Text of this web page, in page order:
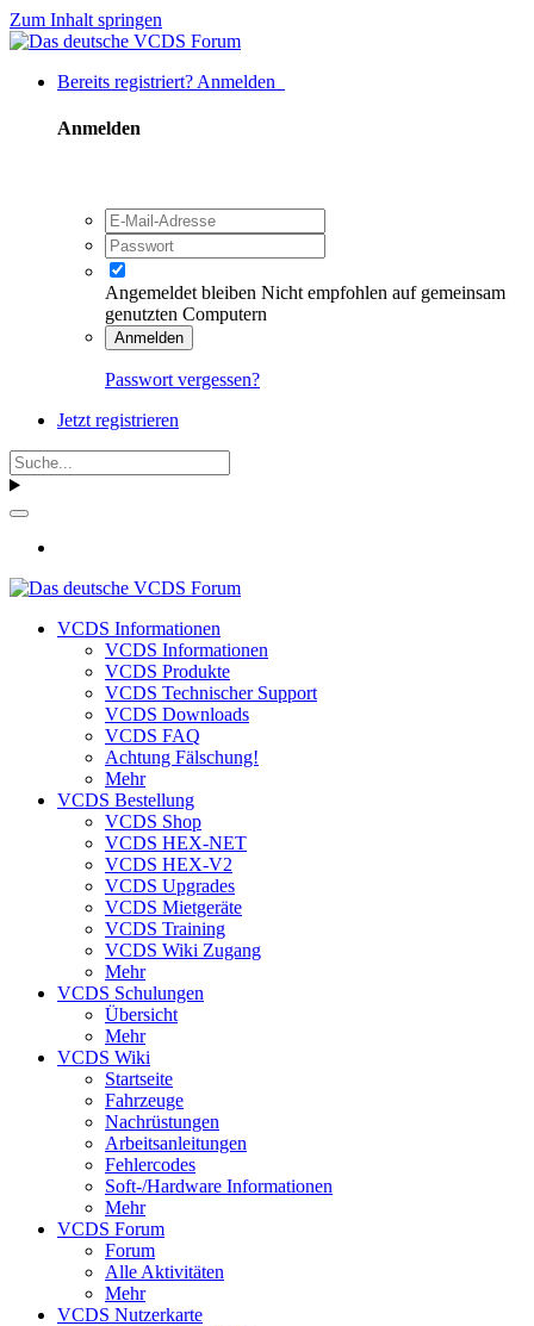
Zum Inhalt springen
Bereits registriert? Anmelden
Anmelden
Angemeldet bleiben Nicht empfohlen auf gemeinsam
genutzten Computern
Anmelden
Passwort vergessen?
Jetzt registrieren
VCDS Informationen
VCDS Informationen
VCDS Produkte
VCDS Technischer Support
VCDS Downloads
VCDS FAQ
Achtung Fälschung!
Mehr
VCDS Bestellung
VCDS Shop
VCDS HEX-NET
VCDS HEX-V2
VCDS Upgrades
VCDS Mietgeräte
VCDS Training
VCDS Wiki Zugang
Mehr
VCDS Schulungen
Übersicht
Mehr
VCDS Wiki
Startseite
Fahrzeuge
Nachrüstungen
Arbeitsanleitungen
Fehlercodes
Soft-/Hardware Informationen
Mehr
VCDS Forum
Forum
Alle Aktivitäten
Mehr
VCDS Nutzerkarte